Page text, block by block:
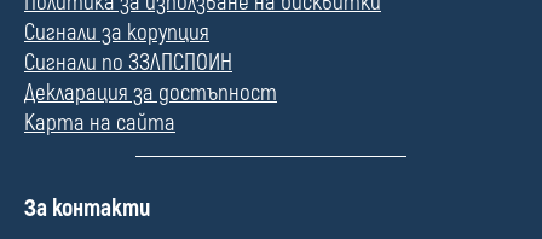
Сигнали за корупция
Сигнали по ЗЗЛПСПОИН
Декларация за достъпност
Карта на сайта
П
За контакти